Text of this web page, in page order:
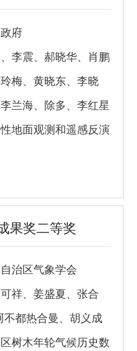
府
李震、郝晓华、肖鹏
梅、黄晓东、李晓
兰海、除多、李红星
地面观测和遥感反演
果奖二等奖
治区气象学会
祥、姜盛夏、张合
不都热合曼、胡义成
树木年轮气候历史数